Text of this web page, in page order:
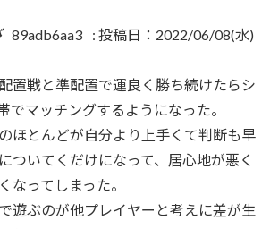
89adb6aa3 : 投稿日：2022/06/08(水)
置戦と準配置で運良く勝ち続けたらシ
でマッチングするようになった。
ほとんどが自分より上手くて判断も早
ついてくだけになって、居心地が悪く
なってしまった。
遊ぶのが他プレイヤーと考えに差が生